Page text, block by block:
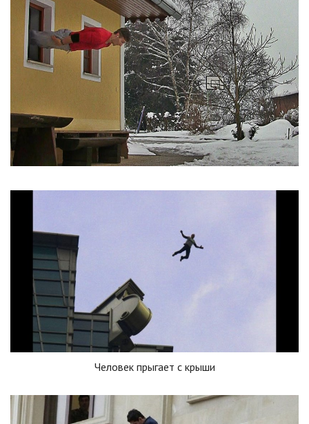
Человек прыгает с крыши